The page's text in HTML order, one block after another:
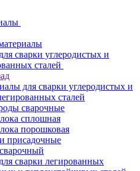
сварки углеродистых и
сталей
для сварки углеродистых и
сталей
сварочные
сплошная
порошковая
присадочные
сварки легированных